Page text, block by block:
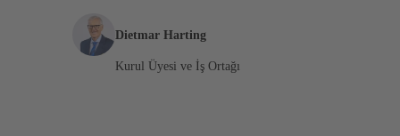
Dietmar Harting
Kurul Üyesi ve İş Ortağı